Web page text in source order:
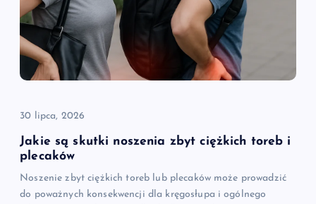
30 lipca, 2026
Jakie są skutki noszenia zbyt ciężkich toreb i
plecaków
Noszenie zbyt ciężkich toreb lub plecaków może prowadzić
do poważnych konsekwencji dla kręgosłupa i ogólnego